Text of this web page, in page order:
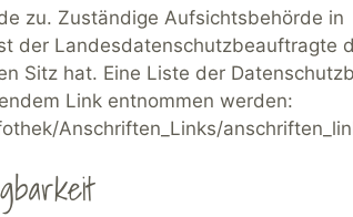
zu. Zuständige Aufsichtsbehörde in
der Landesdatenschutzbeauftragte
Sitz hat. Eine Liste der
Link entnommen werden:
Anschriften_Links/